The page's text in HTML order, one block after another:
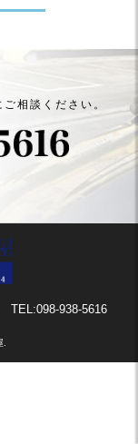
相談ください。
TEL:098-938-5616